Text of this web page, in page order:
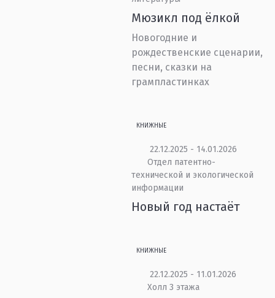
Мюзикл под ёлкой
Новогодние и
рождественские сценарии,
песни, сказки на
грампластинках
КНИЖНЫЕ
22.12.2025 - 14.01.2026
Отдел патентно-
технической и экологической
информации
Новый год настаёт
КНИЖНЫЕ
22.12.2025 - 11.01.2026
Холл 3 этажа